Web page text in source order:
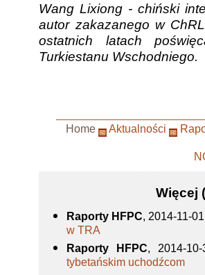
Wang Lixiong - chiński
autor zakazanego w
ostatnich latach
Turkiestanu Wschodniego.
Home Aktualności
Więcej
Raporty HFPC, 2014-11-01
w TRA
Raporty HFPC, 2014-10-
tybetańskim uchodźcom